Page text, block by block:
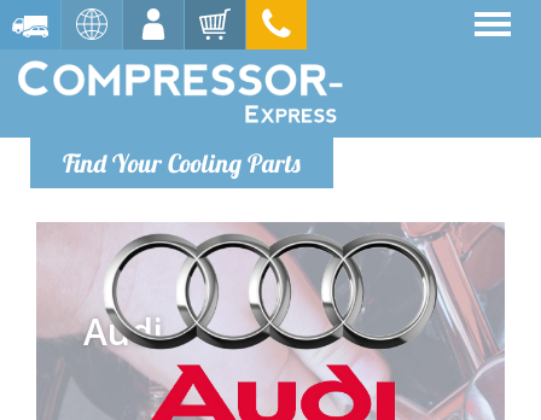
Find Your Cooling Parts
Audi